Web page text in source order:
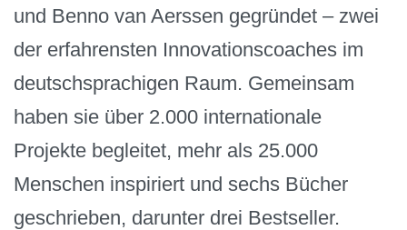
und Benno van Aerssen gegründet – zwei
der erfahrensten Innovationscoaches im
deutschsprachigen Raum. Gemeinsam
haben sie über 2.000 internationale
Projekte begleitet, mehr als 25.000
Menschen inspiriert und sechs Bücher
geschrieben, darunter drei Bestseller.